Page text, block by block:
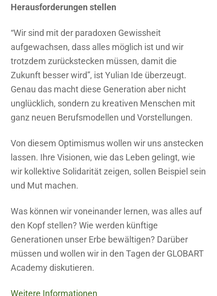
Herausforderungen stellen
“Wir sind mit der paradoxen Gewissheit
aufgewachsen, dass alles möglich ist und wir
trotzdem zurückstecken müssen, damit die
Zukunft besser wird”, ist Yulian Ide überzeugt.
Genau das macht diese Generation aber nicht
unglücklich, sondern zu kreativen Menschen mit
ganz neuen Berufsmodellen und Vorstellungen.
Von diesem Optimismus wollen wir uns anstecken
lassen. Ihre Visionen, wie das Leben gelingt, wie
wir kollektive Solidarität zeigen, sollen Beispiel sein
und Mut machen.
Was können wir voneinander lernen, was alles auf
den Kopf stellen? Wie werden künftige
Generationen unser Erbe bewältigen? Darüber
müssen und wollen wir in den Tagen der GLOBART
Academy diskutieren.
Weitere Informationen